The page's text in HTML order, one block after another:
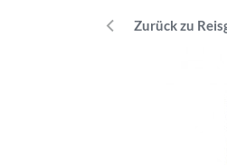
Zurück zu